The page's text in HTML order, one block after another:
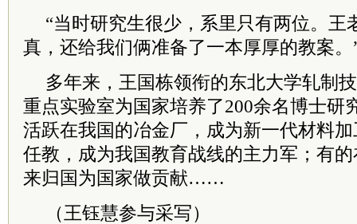
“当时研究生很少，系里只有两位。王
真，还给我们俩准备了一本厚厚的教案
多年来，王国栋领衔的东北大学轧制
重点实验室为国家培养了200余名博士研
活跃在我国的冶金厂，成为新一代材料
任教，成为我国教育战线的主力军；有
来归国为国家做贡献……
（王钰慧参与采写）